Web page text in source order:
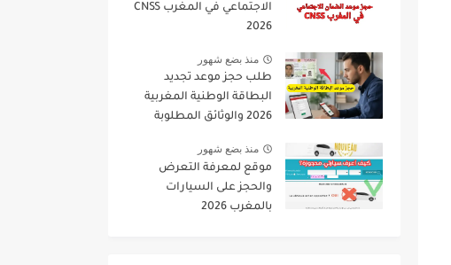
الاجتماعي في المغرب CNSS
2026
منذ بضع شهور
طلب حجز موعد تجديد
البطاقة الوطنية المغربية
2026 والوثائق المطلوبة
منذ بضع شهور
موقع لمعرفة التعرض
والحجز على السيارات
بالمغرب 2026